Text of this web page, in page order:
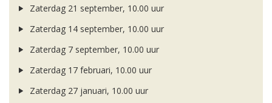
Zaterdag 21 september, 10.00 uur
Zaterdag 14 september, 10.00 uur
Zaterdag 7 september, 10.00 uur
Zaterdag 17 februari, 10.00 uur
Zaterdag 27 januari, 10.00 uur